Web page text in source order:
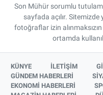
Son Mühür sorumlu
sayfada açılır. Sitemizde
fotoğraflar izin
ortamda
KÜNYE İLETİŞİM
GÜNDEM HABERLERİ
EKONOMİ HABERLERİ